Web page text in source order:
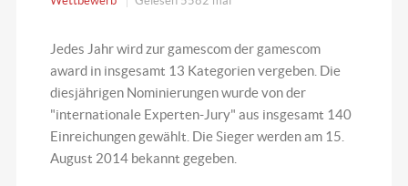
Jedes Jahr wird zur gamescom der gamescom
award in insgesamt 13 Kategorien vergeben. Die
diesjährigen Nominierungen wurde von der
"internationale Experten-Jury" aus insgesamt 140
Einreichungen gewählt. Die Sieger werden am 15.
August 2014 bekannt gegeben.